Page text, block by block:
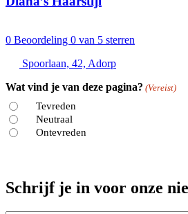
0 Beoordeling 0 van 5 sterren
Spoorlaan, 42, Adorp
Wat vind je van deze pagina? (Vereist)
Tevreden
Neutraal
Ontevreden
Schrijf je in voor onze